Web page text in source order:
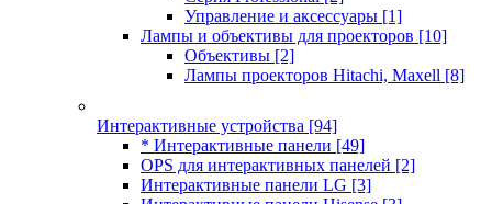
Управление и аксессуары [1]
Лампы и объективы для проекторов [10]
Объективы [2]
Лампы проекторов Hitachi, Maxell [8]
Интерактивные устройства [94]
* Интерактивные панели [49]
OPS для интерактивных панелей [2]
Интерактивные панели LG [3]